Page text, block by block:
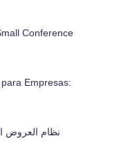
Conference
Empresas:
نظام العروض